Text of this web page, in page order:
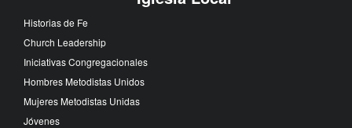
Historias de Fe
Church Leadership
Iniciativas Congregacionales
Hombres Metodistas Unidos
Mujeres Metodistas Unidas
Jóvenes